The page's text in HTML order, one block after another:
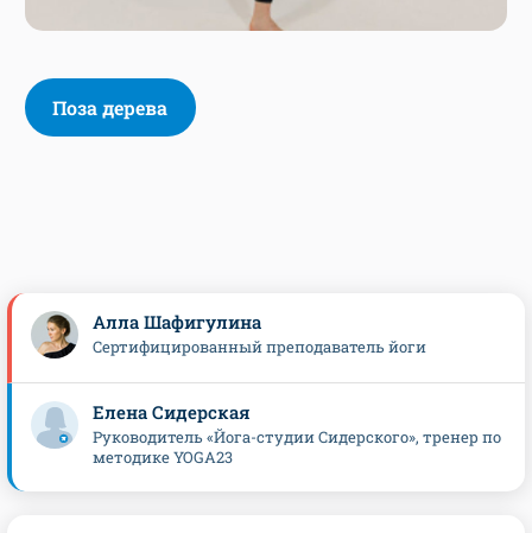
Поза дерева
Алла Шафигулина
Сертифицированный преподаватель йоги
Елена Сидерская
Руководитель «Йога-студии Сидерского», тренер по
методике YOGA23